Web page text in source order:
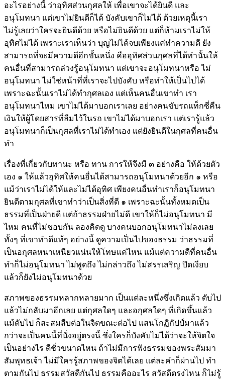
อะไรอย่างนี้ ว่าอุทิศส่วนกุศลให้ เพื่อเขาจะได้ยินดี และ
อนุโมทนา แต่เขาไม่ยินดีก็ได้ บังคับเขาก็ไม่ได้ ด้วยเหตุนี้เรา
ไม่รู้เลยว่าใครจะยินดีด้วย หรือไม่ยินดีด้วย แต่ก็ห้ามเราไม่ให้
อุทิศไม่ได้ เพราะเราเห็นว่า บุญไม่ได้จบเพียงแค่ทำความดี ยัง
สามารถที่จะมีความดีอีกขั้นหนึ่ง คืออุทิศส่วนกุศลที่ได้ทำนั้นให้
คนอื่นที่สามารถล่วงรู้อนุโมทนา แต่เขาจะอนุโมทนาหรือ ไม่
อนุโมทนา ไม่ใช่หน้าที่ที่เราจะไปบังคับ หรือทำให้เป็นไปได้
เพราะฉะนั้นเราไม่ได้ทำกุศลเอง แต่เห็นคนอื่นเขาทำ เรา
อนุโมทนาไหม เขาไม่ได้มาบอกเราเลย อย่างคนขับรถแท็กซี่คืน
เงินให้ผู้โดยสารที่ลืมไว้ในรถ เขาไม่ได้มาบอกเรา แต่เรารู้แล้ว
อนุโมทนาก็เป็นกุศลที่เราไม่ได้ทำเอง แต่ยังยินดีในกุศลที่คนอื่น
ทำ
เรื่องที่เกี่ยวกับทานะ หรือ ทาน การให้จึงมี ๓ อย่างคือ ให้ด้วยตัว
เอง ๑ ให้แล้วอุทิศให้คนอื่นได้สามารถอนุโมทนาด้วยอีก ๑ หรือ
แม้ว่าเราไม่ได้ให้และไม่ได้อุทิศ เพียงคนอื่นทำเราก็อนุโมทนา
ยินดีตามกุศลที่เขาทำว่าเป็นสิ่งที่ดี ๑ เพราะฉะนั้นทั้งหมดเป็น
ธรรมที่เป็นฝ่ายดี แต่ถ้าธรรมฝ่ายไม่ดี เขาให้ก็ไม่อนุโมทนา มี
ไหม คนที่ไม่ชอบกัน ลองคิดดู บางคนบอกอนุโมทนาไม่ลงเลย
ทั้งๆ ที่เขาทำดีแท้ๆ อย่างนี้ ดูความเป็นไปของธรรม ว่าธรรมที่
เป็นอกุศลหนาเหนียวแน่นให้โทษแค่ไหน แม้แต่ความดีที่คนอื่น
ทำก็ไม่อนุโมทนา ไม่พูดถึง ไม่กล่าวถึง ไม่สรรเสริญ ปิดเงียบ
แล้วก็ยังไม่อนุโมทนาด้วย
สภาพของธรรมหลากหลายมาก เป็นแต่ละหนึ่งซึ่งเกิดแล้ว ดับไป
แล้วไม่กลับมาอีกเลย แต่กุศลใดๆ และอกุศลใดๆ ที่เกิดขึ้นแล้ว
แม้ดับไป ก็สะสมสืบต่อในจิตขณะต่อไป แสนโกฏิกัปป์มาแล้ว
กว่าจะเป็นคนนี้ที่นั่งอยู่ตรงนี้ ซึ่งใครก็บังคับไม่ได้ว่าจะให้จิตใจ
เป็นอย่างไร ดีชั่วขนาดไหน ถ้าไม่มีการฟังธรรมของพระสัมมา
สัมพุทธเจ้า ไม่มีใครรู้สภาพของจิตได้เลย แต่ละคำก็ผ่านไป ทำ
ตามกันไป ธรรมสวัสดีกันไป ธรรมคืออะไร สวัสดีตรงไหน ก็ไม่รู้